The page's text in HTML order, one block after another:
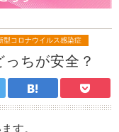
型コロナウイルス感染症
ちが安全？
す。